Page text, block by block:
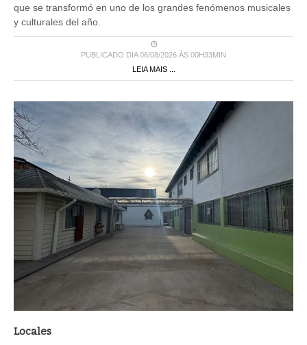
que se transformó en uno de los grandes fenómenos musicales
y culturales del año.
PUBLICADO DIA 06/08/2026 ÀS 00H33MIN
LEIA MAIS ...
Locales